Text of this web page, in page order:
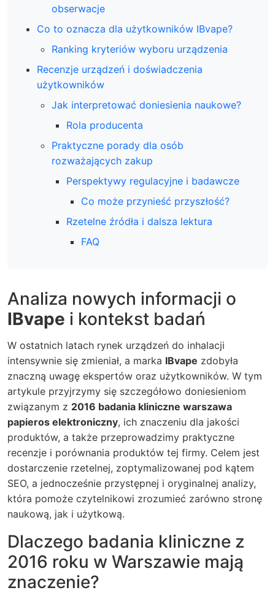
obserwacje
Co to oznacza dla użytkowników IBvape?
Ranking kryteriów wyboru urządzenia
Recenzje urządzeń i doświadczenia
użytkowników
Jak interpretować doniesienia naukowe?
Rola producenta
Praktyczne porady dla osób
rozważających zakup
Perspektywy regulacyjne i badawcze
Co może przynieść przyszłość?
Rzetelne źródła i dalsza lektura
FAQ
Analiza nowych informacji o
IBvape i kontekst badań
W ostatnich latach rynek urządzeń do inhalacji
intensywnie się zmieniał, a marka IBvape zdobyła
znaczną uwagę ekspertów oraz użytkowników. W tym
artykule przyjrzymy się szczegółowo doniesieniom
związanym z 2016 badania kliniczne warszawa
papieros elektroniczny, ich znaczeniu dla jakości
produktów, a także przeprowadzimy praktyczne
recenzje i porównania produktów tej firmy. Celem jest
dostarczenie rzetelnej, zoptymalizowanej pod kątem
SEO, a jednocześnie przystępnej i oryginalnej analizy,
która pomoże czytelnikowi zrozumieć zarówno stronę
naukową, jak i użytkową.
Dlaczego badania kliniczne z
2016 roku w Warszawie mają
znaczenie?